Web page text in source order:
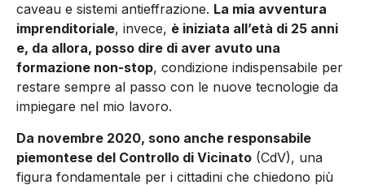
caveau e sistemi antieffrazione. La mia avventura
imprenditoriale, invece, è iniziata all’età di 25 anni
e, da allora, posso dire di aver avuto una
formazione non-stop, condizione indispensabile per
restare sempre al passo con le nuove tecnologie da
impiegare nel mio lavoro.
Da novembre 2020, sono anche responsabile
piemontese del Controllo di Vicinato (CdV), una
figura fondamentale per i cittadini che chiedono più